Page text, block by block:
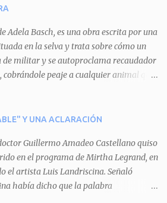
Adela Basch, es una obra escrita por una
en la selva y trata sobre cómo un
de militar y se autoproclama recaudador
cobrándole peaje a cualquier animal que
manera pasa con Tatú, el armadillo.
Por último, Tui, la cotorra, deja
y arenga a los otros tres
Finalmente, terminan por
y el aguará huye despavorido al verse
Y UNA ACLARACIÓN
Guillermo Amadeo Castellano quiso
en el programa de Mirtha Legrand, en
el artista Luis Landriscina. Señaló
había dicho que la palabra